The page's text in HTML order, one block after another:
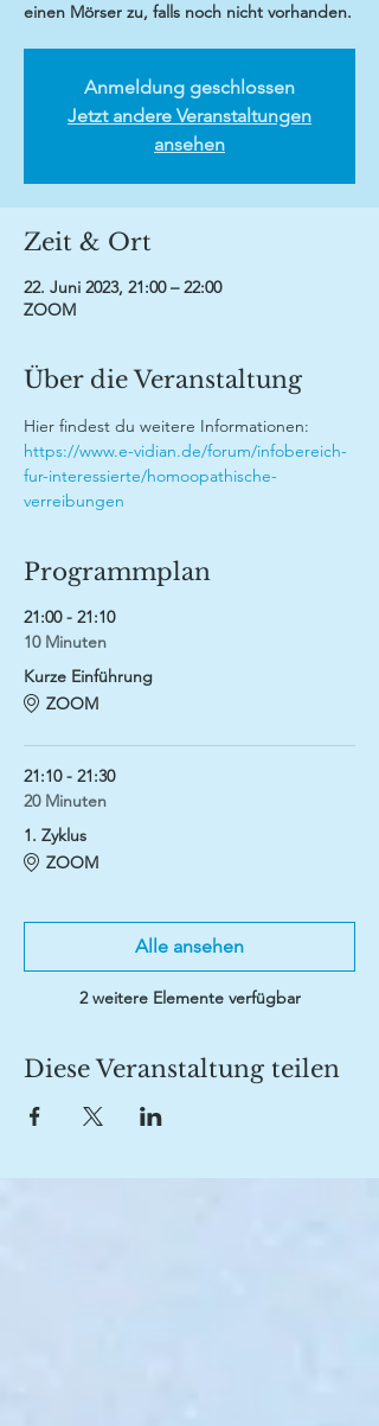
einen Mörser zu, falls noch nicht vorhanden.
Anmeldung geschlossen
Jetzt andere Veranstaltungen
ansehen
Zeit & Ort
22. Juni 2023, 21:00 – 22:00
ZOOM
Über die Veranstaltung
Hier findest du weitere Informationen:
https://www.e-vidian.de/forum/infobereich-
fur-interessierte/homoopathische-
verreibungen
Programmplan
21:00 - 21:10
10 Minuten
Kurze Einführung
ZOOM
21:10 - 21:30
20 Minuten
1. Zyklus
ZOOM
2 weitere Elemente verfügbar
Alle ansehen
Diese Veranstaltung teilen